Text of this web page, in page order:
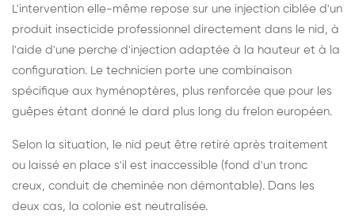
L'intervention elle-même repose sur une injection ciblée d'un
produit insecticide professionnel directement dans le nid, à
l'aide d'une perche d'injection adaptée à la hauteur et à la
configuration. Le technicien porte une combinaison
spécifique aux hyménoptères, plus renforcée que pour les
guêpes étant donné le dard plus long du frelon européen.
Selon la situation, le nid peut être retiré après traitement
ou laissé en place s'il est inaccessible (fond d'un tronc
creux, conduit de cheminée non démontable). Dans les
deux cas, la colonie est neutralisée.